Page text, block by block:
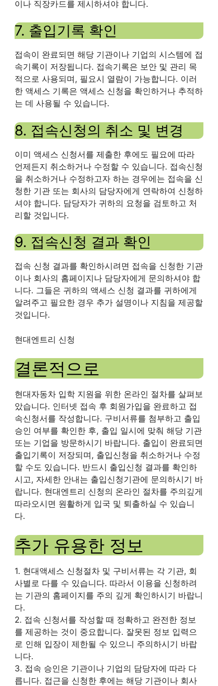
이나 직장카드를 제시하셔야 합니다.
7. 출입기록 확인
접속이 완료되면 해당 기관이나 기업의 시스템에 접
속기록이 저장됩니다. 접속기록은 보안 및 관리 목
적으로 사용되며, 필요시 열람이 가능합니다. 이러
한 액세스 기록은 액세스 신청을 확인하거나 추적하
는 데 사용될 수 있습니다.
8. 접속신청의 취소 및 변경
이미 액세스 신청서를 제출한 후에도 필요에 따라
언제든지 취소하거나 수정할 수 있습니다. 접속신청
을 취소하거나 수정하고자 하는 경우에는 접속을 신
청한 기관 또는 회사의 담당자에게 연락하여 신청하
셔야 합니다. 담당자가 귀하의 요청을 검토하고 처
리할 것입니다.
9. 접속신청 결과 확인
접속 신청 결과를 확인하시려면 접속을 신청한 기관
이나 회사의 홈페이지나 담당자에게 문의하셔야 합
니다. 그들은 귀하의 액세스 신청 결과를 귀하에게
알려주고 필요한 경우 추가 설명이나 지침을 제공할
것입니다.
현대엔트리 신청
결론적으로
현대자동차 입학 지원을 위한 온라인 절차를 살펴보
았습니다. 인터넷 접속 후 회원가입을 완료하고 접
속신청서를 작성합니다. 구비서류를 첨부하고 출입
승인 여부를 확인한 후, 출입 일시에 맞춰 해당 기관
또는 기업을 방문하시기 바랍니다. 출입이 완료되면
출입기록이 저장되며, 출입신청을 취소하거나 수정
할 수도 있습니다. 반드시 출입신청 결과를 확인하
시고, 자세한 안내는 출입신청기관에 문의하시기 바
랍니다. 현대엔트리 신청의 온라인 절차를 주의깊게
따라오시면 원활하게 입국 및 퇴출하실 수 있습니
다.
추가 유용한 정보
1. 현대액세스 신청절차 및 구비서류는 각 기관, 회
사별로 다를 수 있습니다. 따라서 이용을 신청하려
는 기관의 홈페이지를 주의 깊게 확인하시기 바랍니
다.
2. 접속 신청서를 작성할 때 정확하고 완전한 정보
를 제공하는 것이 중요합니다. 잘못된 정보 입력으
로 인해 입장이 제한될 수 있으니 주의하시기 바랍
니다.
3. 접속 승인은 기관이나 기업의 담당자에 따라 다
릅니다. 접근을 신청한 후에는 해당 기관이나 회사